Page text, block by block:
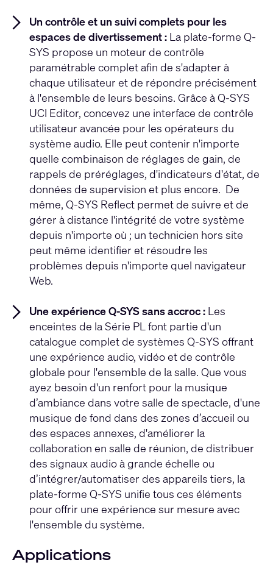
Un contrôle et un suivi complets pour les
espaces de divertissement : La plate-forme Q-
SYS propose un moteur de contrôle
paramétrable complet afin de s'adapter à
chaque utilisateur et de répondre précisément
à l'ensemble de leurs besoins. Grâce à Q-SYS
UCI Editor, concevez une interface de contrôle
utilisateur avancée pour les opérateurs du
système audio. Elle peut contenir n'importe
quelle combinaison de réglages de gain, de
rappels de préréglages, d'indicateurs d'état, de
données de supervision et plus encore. De
même, Q-SYS Reflect permet de suivre et de
gérer à distance l'intégrité de votre système
depuis n'importe où ; un technicien hors site
peut même identifier et résoudre les
problèmes depuis n'importe quel navigateur
Web.
Une expérience Q-SYS sans accroc : Les
enceintes de la Série PL font partie d'un
catalogue complet de systèmes Q-SYS offrant
une expérience audio, vidéo et de contrôle
globale pour l'ensemble de la salle. Que vous
ayez besoin d'un renfort pour la musique
d’ambiance dans votre salle de spectacle, d'une
musique de fond dans des zones d’accueil ou
des espaces annexes, d'améliorer la
collaboration en salle de réunion, de distribuer
des signaux audio à grande échelle ou
d’intégrer/automatiser des appareils tiers, la
plate-forme Q-SYS unifie tous ces éléments
pour offrir une expérience sur mesure avec
l'ensemble du système.
Applications